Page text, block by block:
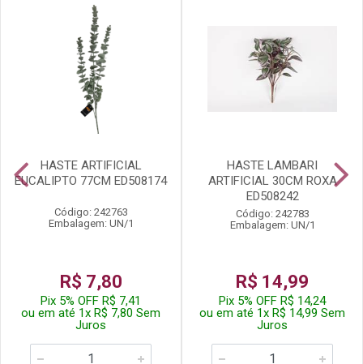
HASTE ARTIFICIAL
EUCALIPTO 77CM ED508174
Código: 242763
Embalagem: UN/1
R$ 7,80
Pix 5% OFF R$ 7,41
ou em até 1x R$ 7,80 Sem
Juros
HASTE LAMBARI
ARTIFICIAL 30CM ROXA
ED508242
Código: 242783
Embalagem: UN/1
R$ 14,99
Pix 5% OFF R$ 14,24
ou em até 1x R$ 14,99 Sem
Juros